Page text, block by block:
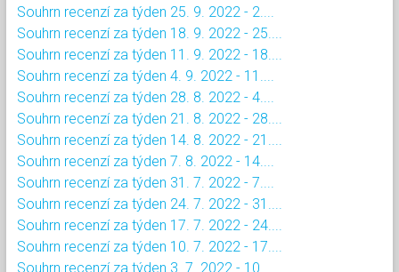
Souhrn recenzí za týden 25. 9. 2022 - 2....
Souhrn recenzí za týden 18. 9. 2022 - 25....
Souhrn recenzí za týden 11. 9. 2022 - 18....
Souhrn recenzí za týden 4. 9. 2022 - 11....
Souhrn recenzí za týden 28. 8. 2022 - 4....
Souhrn recenzí za týden 21. 8. 2022 - 28....
Souhrn recenzí za týden 14. 8. 2022 - 21....
Souhrn recenzí za týden 7. 8. 2022 - 14....
Souhrn recenzí za týden 31. 7. 2022 - 7....
Souhrn recenzí za týden 24. 7. 2022 - 31....
Souhrn recenzí za týden 17. 7. 2022 - 24....
Souhrn recenzí za týden 10. 7. 2022 - 17....
Souhrn recenzí za týden 3. 7. 2022 - 10....